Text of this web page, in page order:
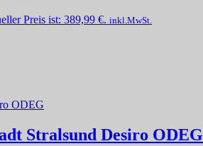
Preis ist: 389,99 €. inkl.MwSt.
Stralsund Desiro ODEG